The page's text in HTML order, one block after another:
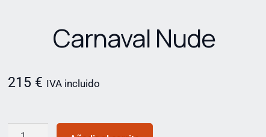
Carnaval Nude
215 € IVA incluido